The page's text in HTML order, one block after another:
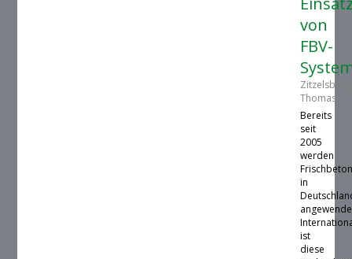
von
FBV-
Thomas
Bereits
seit
2005
werden
in
ist
diese